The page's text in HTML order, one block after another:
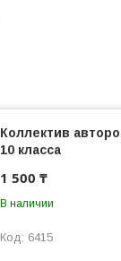
Коллектив
10 класса
1 500 ₸
В наличии
6415